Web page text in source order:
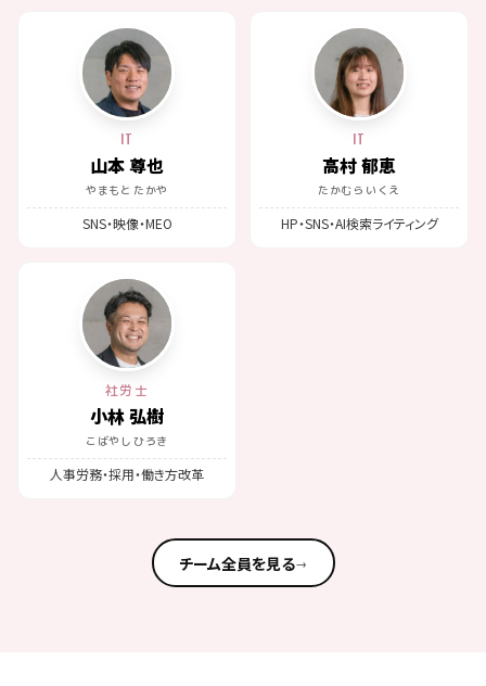
IT
山本 尊也
やまもと たかや
SNS・映像・MEO
IT
高村 郁恵
たかむら いくえ
HP・SNS・AI検索ライティング
社労士
小林 弘樹
こばやし ひろき
人事労務・採用・働き方改革
チーム全員を見る→